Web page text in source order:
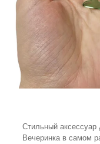
Стильный аксессуар
Вечеринка в самом